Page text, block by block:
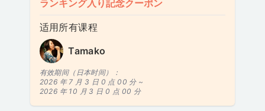
ランキング入り記念クーポン
适用所有课程
Tamako
有效期间（日本时间）：
2026 年 7 月 3 日 0 点 00 分 ~
2026 年 10 月 3 日 0 点 00 分